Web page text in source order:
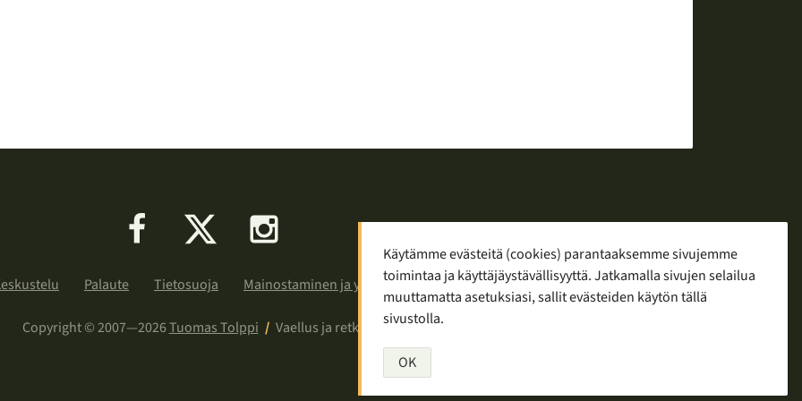
Facebook
Palaute Tietosuoja Mainostaminen ja yhteistyö
Copyright © 2007—2026Tuomas Tolppi / Vaellus ja retkeily
Käytämme evästeitä (cookies) parantaaksemme sivujemme
toimintaa ja käyttäjäystävällisyyttä. Jatkamalla sivujen selailua
muuttamatta asetuksiasi, sallit evästeiden käytön tällä
sivustolla.
OK